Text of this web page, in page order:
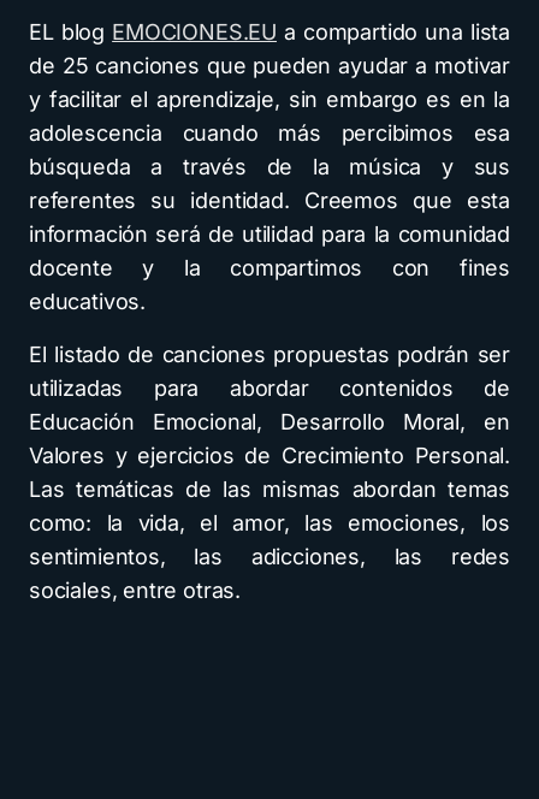
EL blog EMOCIONES.EU a compartido una lista
de 25 canciones que pueden ayudar a motivar
y facilitar el aprendizaje, sin embargo es en la
adolescencia cuando más percibimos esa
búsqueda a través de la música y sus
referentes su identidad. Creemos que esta
información será de utilidad para la comunidad
docente y la compartimos con fines
educativos.
El listado de canciones propuestas podrán ser
utilizadas para abordar contenidos de
Educación Emocional, Desarrollo Moral, en
Valores y ejercicios de Crecimiento Personal.
Las temáticas de las mismas abordan temas
como: la vida, el amor, las emociones, los
sentimientos, las adicciones, las redes
sociales, entre otras.